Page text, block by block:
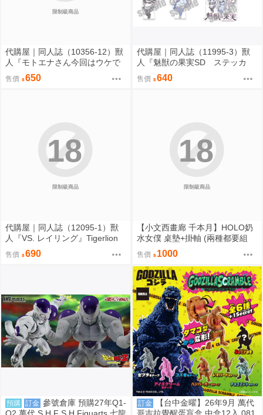
限制級商品
代購屋｜同人誌（10356-12）獸
人『モトエナさん今回はウケで
お願いします！！』まだら模様
まんだら亭
售價 650
代購屋｜同人誌（11995-3）獸
人『魅獣の果実SD ステッカ
ー』KEYAKI Hobby rig-pa2026
KEYAKI Hobby
售價 640
限制級商品
18
代購屋｜同人誌（12095-1）獸
人『VS. レイリング』Tigerlion
Moikana GRRRCOMICS-TG
售價 690
限制級商品
18
【小文西畫廊 千本月】HOLO奶
水女僕 桌墊+掛軸 (兩種都要組
合) 桌墊 滑鼠墊 70*40 掛軸 50*7
0 R18【FF47場前預購】{宅即
門}
售價 1000
預購 訂金 參號倉庫 預購27年Q1-
訂金
【台中金曜】26年9月 萬代